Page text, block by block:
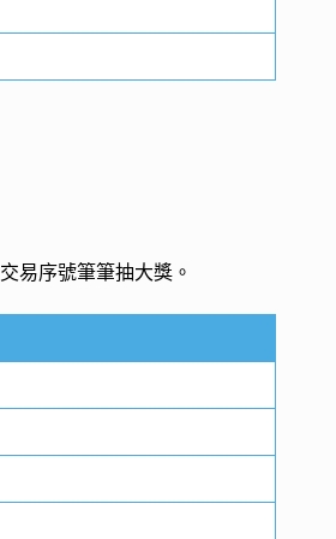
易序號筆筆抽大獎。